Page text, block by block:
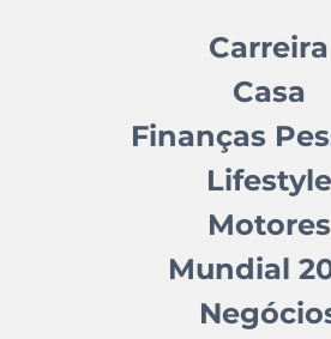
Carreira
Casa
Finanças
Lifestyle
Motores
Mundial